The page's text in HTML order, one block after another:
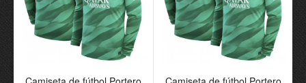
Conjunto
(Camiseta+Pantalón
Corto) Portero Manga
Germain Segunda
Camiseta de fútbol
Portero Paris Saint-
Germain Segunda
Hombre